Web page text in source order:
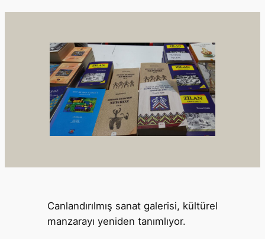
Canlandırılmış sanat galerisi, kültürel
manzarayı yeniden tanımlıyor.